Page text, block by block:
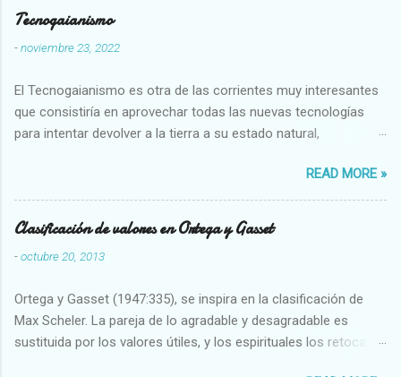
Tecnogaianismo
-noviembre 23, 2022
El Tecnogaianismo es otra de las corrientes muy interesantes
que consistiría en aprovechar todas las nuevas tecnologías
para intentar devolver a la tierra a su estado natural,
READ MORE »
Clasificación de valores en Ortega y Gasset
-octubre 20, 2013
Ortega y Gasset (1947:335), se inspira en la clasificación de
Max Scheler. La pareja de lo agradable y desagradable es
sustituida por los valores útiles, y los espirituales los retoca.